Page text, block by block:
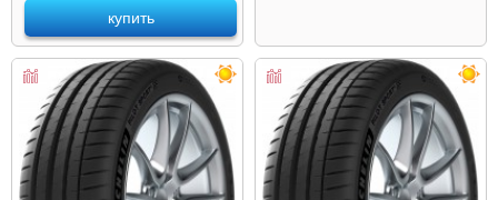
купить